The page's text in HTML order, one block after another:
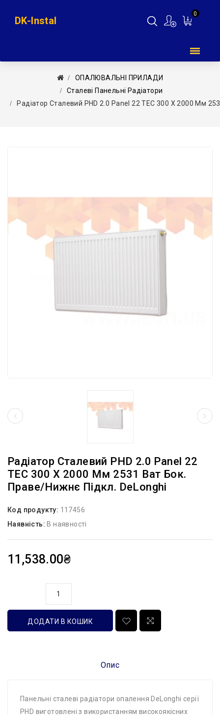
0
DK-Instal
ОПАЛЮВАЛЬНІ ПРИЛАДИ
Сталеві Панельні Радіатори
Радіатор Сталевий PHD 2.0 Panel 22 TEC 300 X 2000 Мм
Радіатор Сталевий PHD 2.0 Panel 22
TEC 300 X 2000 Мм 2531 Ват Бок.
Праве/нижнє Підкл. DeLonghi
Код продукту: 117456
Наявність: В наявності
11,538.00₴
ДОДАТИ В КОШИК
Опис
Панельні сталеві радіатори опалення DeLonghi серії
PHD виготовлені з використанням високоякісних